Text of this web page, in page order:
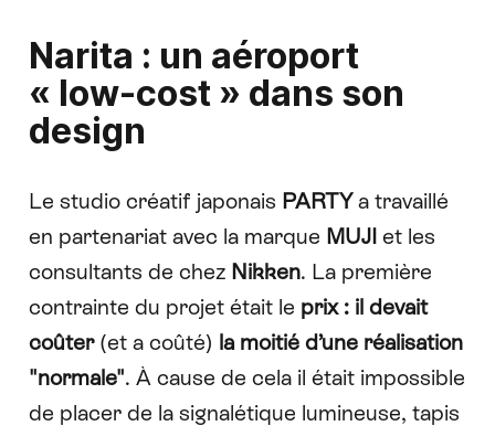
Narita : un aéroport
« low-cost » dans son
design
Le studio créatif japonais PARTYa travaillé
en partenariat avec la marque MUJI et les
consultants de chez Nikken. La première
contrainte du projet était le prix : il devait
coûter(et a coûté) la moitié d’une réalisation
"normale". À cause de cela il était impossible
de placer de la signalétique lumineuse, tapis